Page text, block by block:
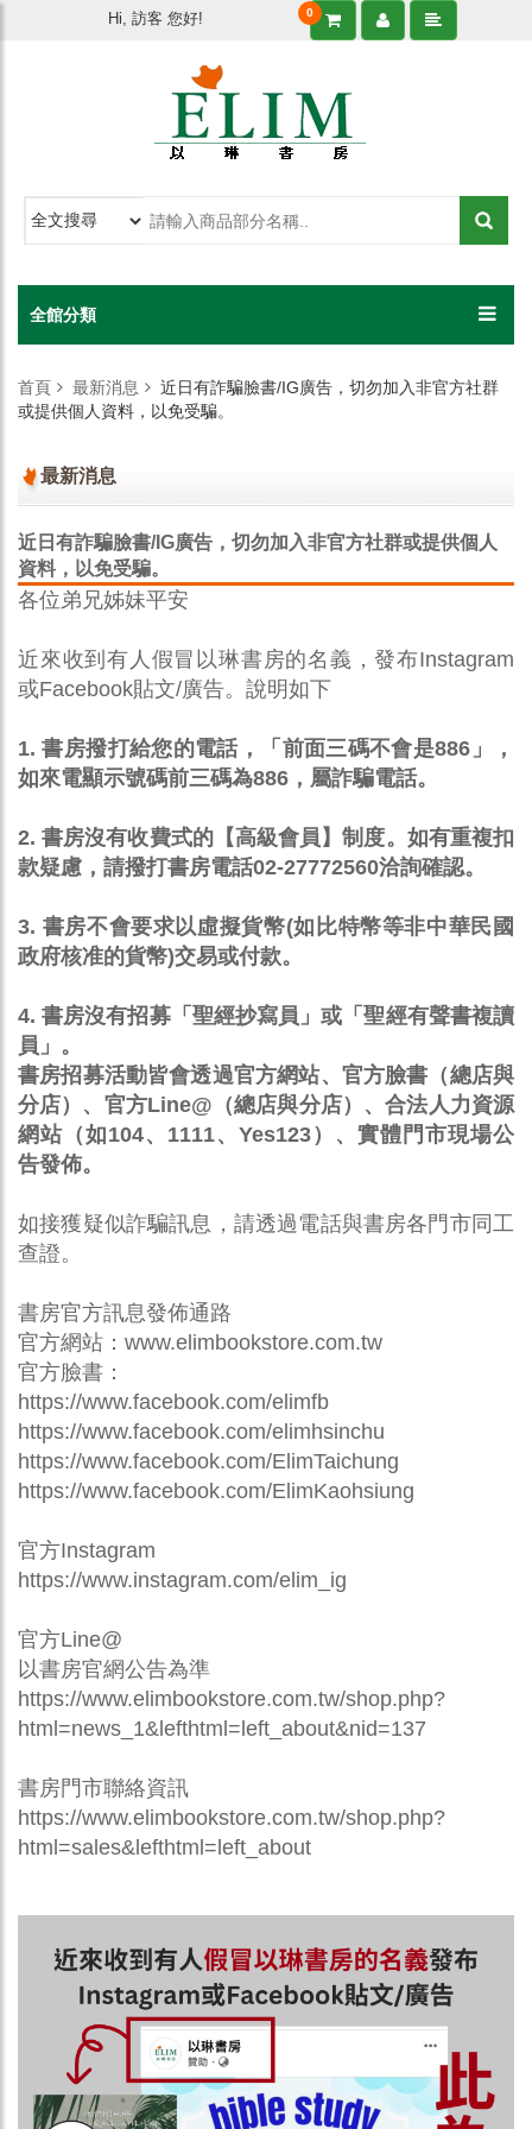
Hi, 訪客 您好! 0
全館分類
首頁 最新消息
近日有詐騙臉書/IG廣告，切勿加入非官方社群
或提供個人資料，以免受騙。
最新消息
近日有詐騙臉書/IG廣告，切勿加入非官方社群或提供個人
資料，以免受騙。
各位弟兄姊妹平安
近來收到有人假冒以琳書房的名義，發布Instagram
或Facebook貼文/廣告。說明如下
1. 書房撥打給您的電話，「前面三碼不會是886」，
如來電顯示號碼前三碼為886，屬詐騙電話。
2.書房沒有收費式的【高級會員】制度。 如有重複扣
款疑慮，請撥打書房電話02-27772560洽詢確認。
3. 書房不會要求以虛擬貨幣(如比特幣等非中華民國
政府核准的貨幣)交易或付款。
4. 書房沒有招募「聖經抄寫員」或「聖經有聲書複讀
員」。
書房招募活動皆會透過官方網站、官方臉書（總店與
分店）、官方Line@（總店與分店）、合法人力資源
網站（如104、1111、Yes123）、實體門市現場公
告發佈。
如接獲疑似詐騙訊息，請透過電話與書房各門市同工
查證。
書房官方訊息發佈通路
官方網站：www.elimbookstore.com.tw
官方臉書：
https://www.facebook.com/elimfb
https://www.facebook.com/elimhsinchu
https://www.facebook.com/ElimTaichung
https://www.facebook.com/ElimKaohsiung
官方Instagram
https://www.instagram.com/elim_ig
官方Line@
以書房官網公告為準
https://www.elimbookstore.com.tw/shop.php?
html=news_1&lefthtml=left_about&nid=137
書房門市聯絡資訊
https://www.elimbookstore.com.tw/shop.php?
html=sales&lefthtml=left_about